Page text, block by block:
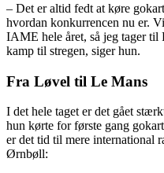
– Det er altid fedt at køre
hvordan konkurrencen nu er.
IAME hele året, så jeg tager til
kamp til stregen, siger hun.
Fra Løvel til Le Mans
I det hele taget er det gået
hun kørte for første gang
er det tid til mere international
Ørnbøll: